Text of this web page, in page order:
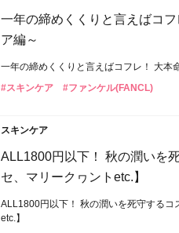
一年の締めくくりと言えばコ
ア編～
一年の締めくくりと言えばコフレ！ 大本
#スキンケア
#ファンケル(FANCL)
スキンケア
ALL1800円以下！ 秋の潤いを
セ、マリークヮントetc.】
ALL1800円以下！ 秋の潤いを死守するコ
etc.】